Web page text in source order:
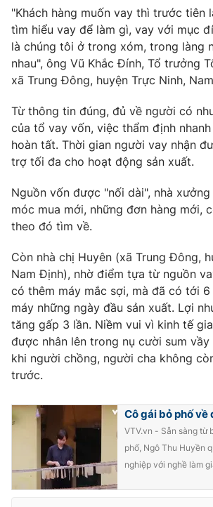
"Khách hàng muốn vay thì trước tiên
tìm hiểu vay để làm gì, vay với mục
là chúng tôi ở trong xóm, trong làng
nhau", ông Vũ Khắc Đính, Tổ trưởng
xã Trung Đông, huyện Trực Ninh,
Từ thông tin đúng, đủ về người có
của tổ vay vốn, việc thẩm định
hoàn tất. Thời gian người vay nhận
trợ tối đa cho hoạt động sản xuất.
Nguồn vốn được "nối dài", nhà
móc mua mới, những đơn hàng mới,
theo đó tìm về.
Còn nhà chị Huyên (xã Trung Đông,
Nam Định), nhờ điểm tựa từ nguồn
có thêm máy mắc sợi, mà đã có tới
máy những ngày đầu sản xuất. Lợi
tăng gấp 3 lần. Niềm vui vì kinh tế
được nhân lên trong nụ cười sum
khi người chồng, người cha không
trước.
Cô gái bỏ phố về
VTV.vn - Sẵn sàng từ
phố, Ngô Thu Huyền
nghiệp với nghề làm